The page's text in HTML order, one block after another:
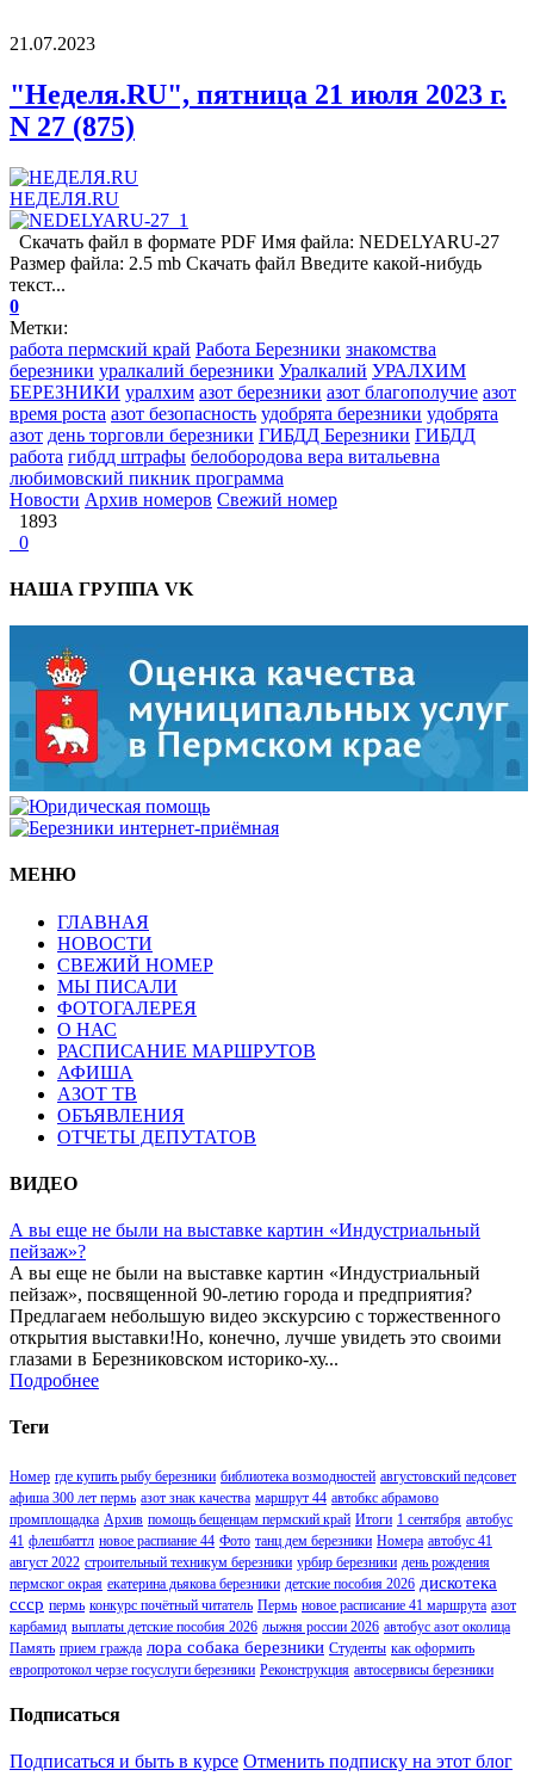
21.07.2023
"Неделя.RU", пятница 21 июля 2023 г.
N 27 (875)
НЕДЕЛЯ.RU
Скачать файл в формате PDF Имя файла: NEDELYARU-27
Размер файла: 2.5 mb Скачать файл Введите какой-нибудь
текст...
0
Метки:
работа пермский край Работа Березники знакомства
березники уралкалий березники Уралкалий УРАЛХИМ
БЕРЕЗНИКИ уралхим азот березники азот благополучие азот
время роста азот безопасность удобрята березники удобрята
азот день торговли березники ГИБДД Березники ГИБДД
работа гибдд штрафы белобородова вера витальевна
любимовский пикник программа
Новости Архив номеров Свежий номер
1893
0
НАША ГРУППА VK
МЕНЮ
ГЛАВНАЯ
НОВОСТИ
СВЕЖИЙ НОМЕР
МЫ ПИСАЛИ
ФОТОГАЛЕРЕЯ
О НАС
РАСПИСАНИЕ МАРШРУТОВ
АФИША
АЗОТ ТВ
ОБЪЯВЛЕНИЯ
ОТЧЕТЫ ДЕПУТАТОВ
ВИДЕО
А вы еще не были на выставке картин «Индустриальный
пейзаж»?
А вы еще не были на выставке картин «Индустриальный
пейзаж», посвященной 90-летию города и предприятия?
Предлагаем небольшую видео экскурсию с торжественного
открытия выставки!Но, конечно, лучше увидеть это своими
глазами в Березниковском историко-ху...
Подробнее
Теги
Номер где купить рыбу березники библиотека возмодностей августовский педсовет
афиша 300 лет пермь азот знак качества маршрут 44 автобкс абрамово
промплощадка Архив помощь бещенцам пермский край Итоги 1 сентября автобус
41 флешбаттл новое распиание 44 Фото танц дем березники Номера автобус 41
август 2022 строительный техникум березники урбир березники день рождения
пермског окрая екатерина дьякова березники детские пособия 2026 дискотека
ссср пермь конкурс почётный читатель Пермь новое расписание 41 маршрута азот
карбамид выплаты детские пособия 2026 лыжня россии 2026 автобус азот околица
Память прием гражда лора собака березники Студенты как оформить
европротокол черзе госуслуги березники Реконструкция автосервисы березники
Подписаться
Подписаться и быть в курсе Отменить подписку на этот блог